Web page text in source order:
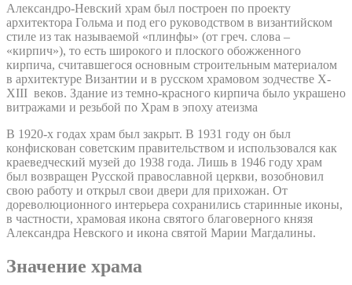
Александро-Невский храм был построен по проекту
архитектора Гольма и под его руководством в византийском
стиле из так называемой «плинфы» (от греч. слова –
«кирпич»), то есть широкого и плоского обожженного
кирпича, считавшегося основным строительным материалом
в архитектуре Византии и в русском храмовом зодчестве X-
XIII веков. Здание из темно-красного кирпича было украшено
витражами и резьбой по Храм в эпоху атеизма
В 1920-х годах храм был закрыт. В 1931 году он был
конфискован советским правительством и использовался как
краеведческий музей до 1938 года. Лишь в 1946 году храм
был возвращен Русской православной церкви, возобновил
свою работу и открыл свои двери для прихожан. От
дореволюционного интерьера сохранились старинные иконы,
в частности, храмовая икона святого благоверного князя
Александра Невского и икона святой Марии Магдалины.
Значение храма